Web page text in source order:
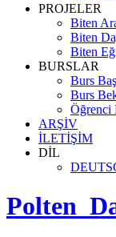
PROJELER
Biten
Biten
Biten
BURSLAR
Burs
Burs
Öğrenci
ARŞİV
İLETİŞİM
DİL